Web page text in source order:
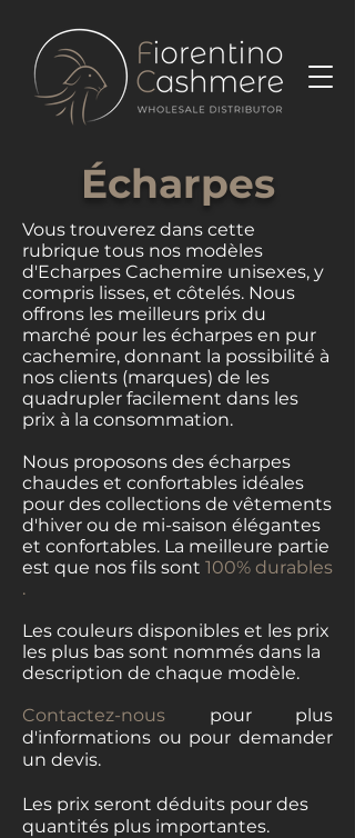
Écharpes
Vous trouverez dans cette
rubrique tous nos modèles
d'Echarpes Cachemire unisexes, y
compris lisses, et côtelés. Nous
offrons les meilleurs prix du
marché pour les écharpes en pur
cachemire, donnant la possibilité à
nos clients (marques) de les
quadrupler facilement dans les
prix à la consommation.
Nous proposons des écharpes
chaudes et confortables idéales
pour des collections de vêtements
d'hiver ou de mi-saison élégantes
et confortables. La meilleure partie
est que nos fils sont 100% durables
.
Les couleurs disponibles et les prix
les plus bas sont nommés dans la
description de chaque modèle.
Contactez-nous pour plus
d'informations ou pour demander
un devis.
Les prix seront déduits pour des
quantités plus importantes.